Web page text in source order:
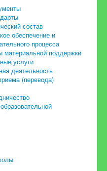
родителей
среда
состав
обеспечение и
процесса
материальной поддержки
услуги
деятельность
(перевода)